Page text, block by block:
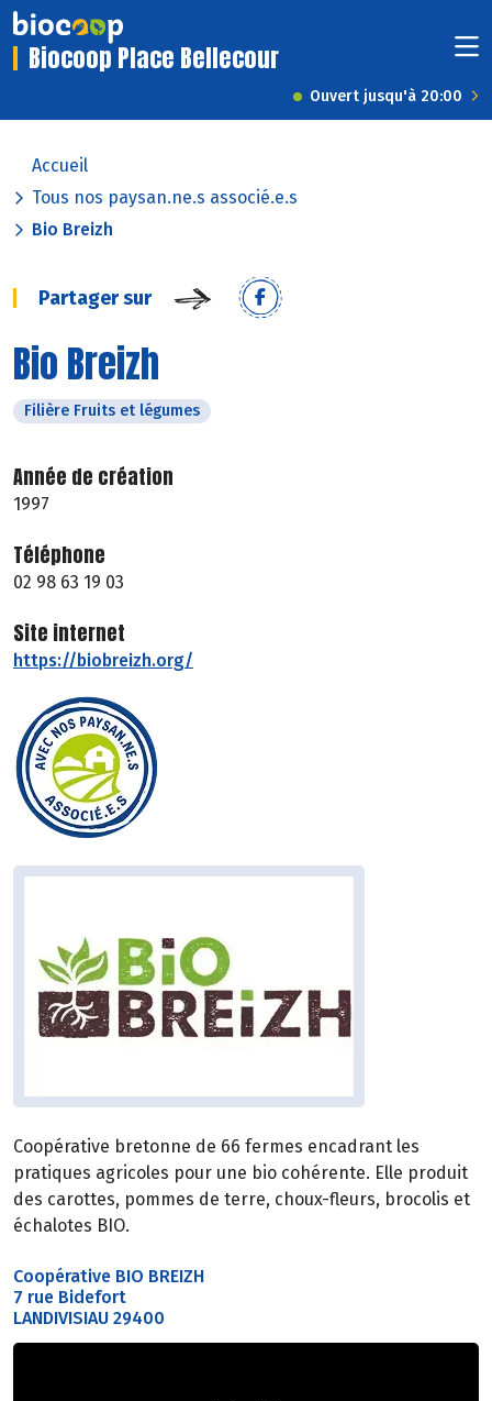
Biocoop Place Bellecour
Ouvert jusqu'à 20:00
Accueil
Tous nos paysan.ne.s associé.e.s
Bio Breizh
Partager sur
Bio Breizh
Filière Fruits et légumes
Année de création
1997
Téléphone
02 98 63 19 03
Site internet
https://biobreizh.org/
Coopérative bretonne de 66 fermes encadrant les
pratiques agricoles pour une bio cohérente. Elle produit
des carottes, pommes de terre, choux-fleurs, brocolis et
échalotes BIO.
Coopérative BIO BREIZH
7 rue Bidefort
LANDIVISIAU 29400